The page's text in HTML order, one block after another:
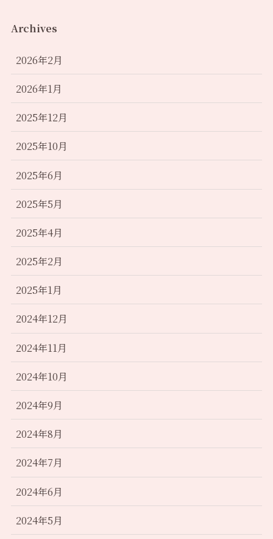
Archives
2026年2月
2026年1月
2025年12月
2025年10月
2025年6月
2025年5月
2025年4月
2025年2月
2025年1月
2024年12月
2024年11月
2024年10月
2024年9月
2024年8月
2024年7月
2024年6月
2024年5月